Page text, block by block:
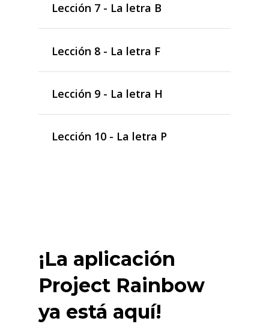
Lección 7 - La letra B
Lección 8 - La letra F
Lección 9 - La letra H
Lección 10 - La letra P
¡La aplicación
Project Rainbow
ya está aquí!